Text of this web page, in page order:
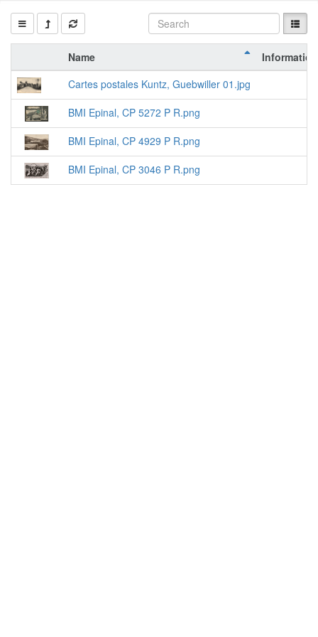
Name
Information
Cartes postales Kuntz, Guebwiller 01.jpg
BMI Epinal, CP 5272 P R.png
BMI Epinal, CP 4929 P R.png
BMI Epinal, CP 3046 P R.png